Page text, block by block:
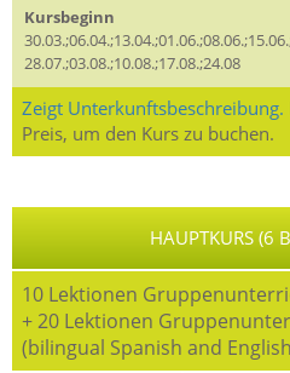
Kursbeginn
28.07.;03.08.;10.08.;17.08.;24.08
Zeigt Unterkunftsbeschreibung.
Preis, um den Kurs zu buchen.
HAUPTKURS (6
10 Lektionen
+ 20 Lektionen
(bilingual Spanish and